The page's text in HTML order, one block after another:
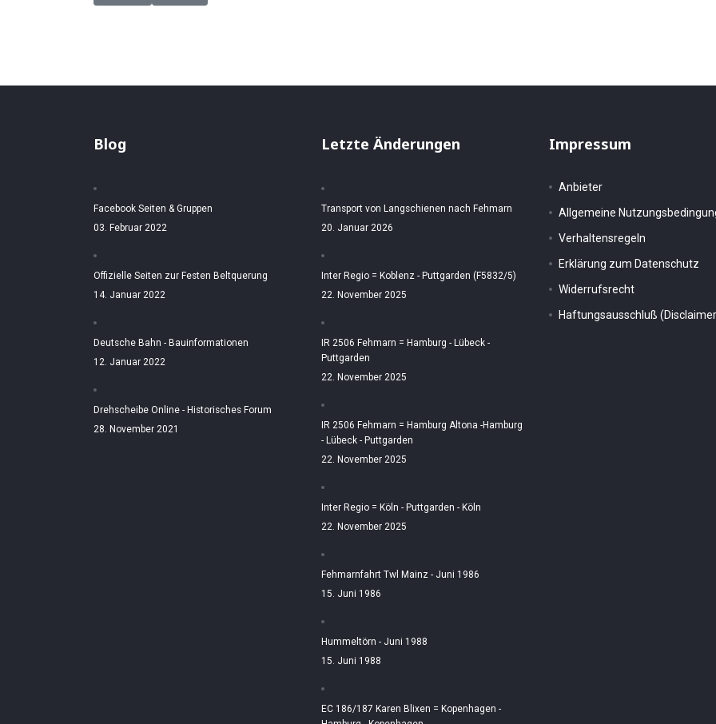
Blog
Facebook Seiten & Gruppen
03. Februar 2022
Offizielle Seiten zur Festen Beltquerung
14. Januar 2022
Deutsche Bahn - Bauinformationen
12. Januar 2022
Drehscheibe Online - Historisches Forum
28. November 2021
Letzte Änderungen
Transport von Langschienen nach Fehmarn
20. Januar 2026
Inter Regio = Koblenz - Puttgarden (F5832/5)
22. November 2025
IR 2506 Fehmarn = Hamburg - Lübeck -
Puttgarden
22. November 2025
IR 2506 Fehmarn = Hamburg Altona -Hamburg
- Lübeck - Puttgarden
22. November 2025
Inter Regio = Köln - Puttgarden - Köln
22. November 2025
Fehmarnfahrt Twl Mainz - Juni 1986
15. Juni 1986
Hummeltörn - Juni 1988
15. Juni 1988
EC 186/187 Karen Blixen = Kopenhagen -
Impressum
Anbieter
Allgemeine
Verhaltensregeln
Erklärung zum Datenschutz
Widerrufsrecht
Haftungsausschluß